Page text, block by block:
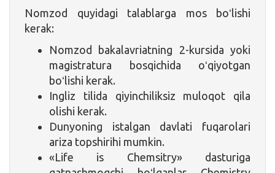
Nomzod quyidagi talablarga mos boʻlishi
kerak:
Nomzod bakalavriatning 2-kursida yoki
magistratura bosqichida oʻqiyotgan
boʻlishi kerak.
Ingliz tilida qiyinchiliksiz muloqot qila
olishi kerak.
Dunyoning istalgan davlati fuqarolari
ariza topshirihi mumkin.
«Life is Chemsitry» dasturiga